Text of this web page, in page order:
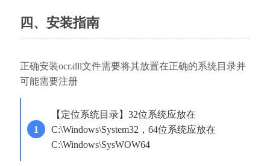
四、安装指南
正确安装ocr.dll文件需要将其放置在正确的系统目录并
可能需要注册
【定位系统目录】32位系统应放在
C:\Windows\System32，64位系统应放在
C:\Windows\SysWOW64